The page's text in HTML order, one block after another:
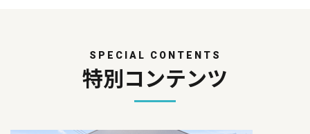
SPECIAL CONTENTS
特別コンテンツ